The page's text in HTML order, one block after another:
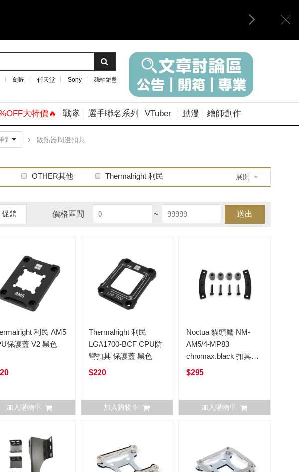
劍匠 任天堂 Sony 磁軸鍵盤
大特價🔥 戰隊｜選手聯名系列 VTuber ｜動漫｜繪師創作
散熱器周邊扣具
OTHER其他 Thermalright 利民 展開
促銷 價格區間 ~ 送出
利民 AM5
保護蓋 V2 黑色
加入購物車
Thermalright 利民
LGA1700-BCF CPU防
彎扣具 保護蓋 黑色
$220
加入購物車
Noctua 貓頭鷹 NM-
AM5/4-MP83
chromax.black 扣具組
合包 AM5 AM4
$295
加入購物車